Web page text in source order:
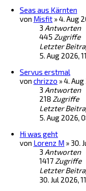
Seas aus Kärnten
von Misfit »4. Aug
3 Antworten
445 Zugriffe
Letzter
5. Aug 2026,
Servus erstmal
von chrizzo »4. Aug
3 Antworten
218 Zugriffe
Letzter
5. Aug 2026,
Hi was geht
von Lorenz M » 30.
3 Antworten
1417 Zugriffe
Letzter
30. Jul 2026,